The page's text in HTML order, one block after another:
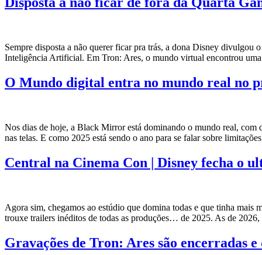
Sempre disposta a não querer ficar pra trás, a dona Disney
Inteligência Artificial. Em Tron: Ares, o mundo virtual encontrou
O Mundo digital entra no mundo real no
Nos dias de hoje, a Black Mirror está dominando o mundo real, com
nas telas. E como 2025 está sendo o ano para se falar sobre
Central na Cinema Con | Disney fecha o
Agora sim, chegamos ao estúdio que domina todas e que tinha
trouxe trailers inéditos de todas as produções… de 2025. As de
Gravações de Tron: Ares são encerradas